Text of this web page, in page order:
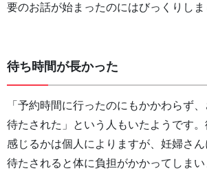
要のお話が始まったのにはびっくりしま
待ち時間が長かった
「予約時間に行ったのにもかかわらず
待たされた」という人もいたようです
感じるかは個人によりますが、妊婦さ
待たされると体に負担がかかってしまい